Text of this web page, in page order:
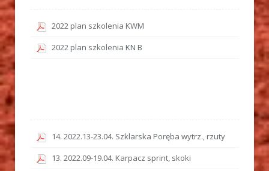
2022 plan szkolenia KWM
2022 plan szkolenia KN B
14. 2022.13-23.04. Szklarska Poręba wytrz., rzuty
13. 2022.09-19.04. Karpacz sprint, skoki